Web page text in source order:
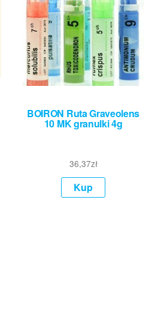
BOIRON Ruta Graveolens
10 MK granulki 4g
36,37zł
Kup